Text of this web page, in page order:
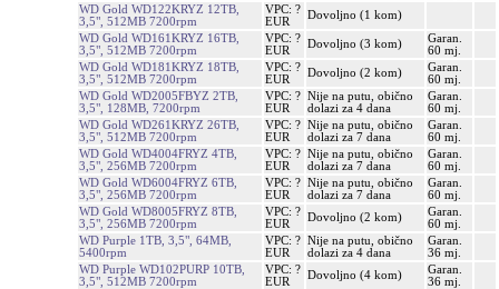
WD Gold WD122KRYZ 12TB,
3,5", 512MB 7200rpm
VPC: ?
EUR
Dovoljno (1 kom)
WD Gold WD161KRYZ 16TB,
3,5", 512MB 7200rpm
VPC: ?
EUR
Dovoljno (3 kom)
Garan.
60 mj.
WD Gold WD181KRYZ 18TB,
3,5", 512MB 7200rpm
VPC: ?
EUR
Dovoljno (2 kom)
Garan.
60 mj.
WD Gold WD2005FBYZ 2TB,
3,5", 128MB, 7200rpm
VPC: ?
EUR
Nije na putu, obično
dolazi za 4 dana
Garan.
60 mj.
WD Gold WD261KRYZ 26TB,
3,5", 512MB 7200rpm
VPC: ?
EUR
Nije na putu, obično
dolazi za 7 dana
Garan.
60 mj.
WD Gold WD4004FRYZ 4TB,
3,5", 256MB 7200rpm
VPC: ?
EUR
Nije na putu, obično
dolazi za 7 dana
Garan.
60 mj.
WD Gold WD6004FRYZ 6TB,
3,5", 256MB 7200rpm
VPC: ?
EUR
Nije na putu, obično
dolazi za 7 dana
Garan.
60 mj.
WD Gold WD8005FRYZ 8TB,
3,5", 256MB 7200rpm
VPC: ?
EUR
Dovoljno (2 kom)
Garan.
60 mj.
WD Purple 1TB, 3,5", 64MB,
5400rpm
VPC: ?
EUR
Nije na putu, obično
dolazi za 4 dana
Garan.
36 mj.
WD Purple WD102PURP 10TB,
3,5", 512MB 7200rpm
VPC: ?
EUR
Dovoljno (4 kom)
Garan.
36 mj.